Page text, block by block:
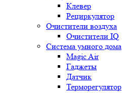
Клевер
Рециркулятор
Очистители воздуха
Очистители IQ
Система умного дома
Magic Air
Гаджеты
Датчик
Терморегулятор